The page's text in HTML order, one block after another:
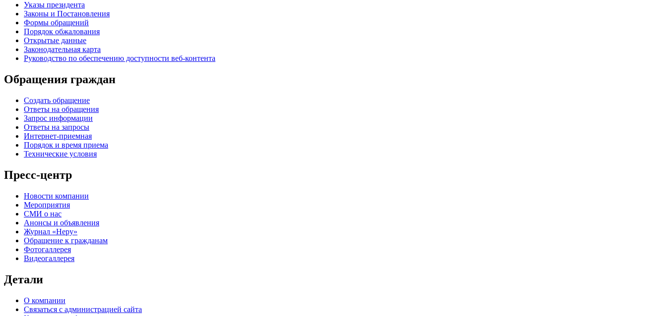
Указы президента
Законы и Постановления
Формы обращений
Порядок обжалования
Открытые данные
Законодательная карта
Руководство по обеспечению доступности веб-контента
Обращения граждан
Создать обращение
Ответы на обращения
Запрос информации
Ответы на запросы
Интернет-приемная
Порядок и время приема
Технические условия
Пресс-центр
Новости компании
Мероприятия
СМИ о нас
Анонсы и объявления
Журнал «Неру»
Обращение к гражданам
Фотогаллерея
Видеогаллерея
Детали
О компании
Связаться с администрацией сайта